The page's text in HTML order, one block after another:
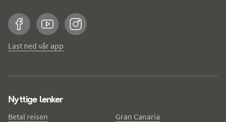
FacebookYouTubeInstagram
Last ned vår app
Nyttige lenker
Betal reisen
Gran Canaria